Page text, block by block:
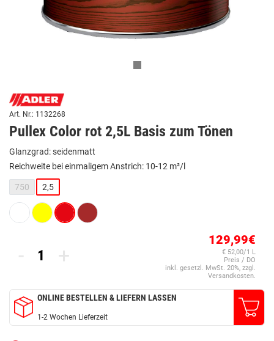
Art. Nr.: 1132268
Pullex Color rot 2,5L Basis zum Tönen
Glanzgrad: seidenmatt
Reichweite bei einmaligem Anstrich: 10-12 m²/l
750 2,5
- +
129,99€
€ 52,00/1 L
Preis / DO
inkl. gesetzl. MwSt. 20%, zzgl.
Versandkosten.
ONLINE BESTELLEN & LIEFERN LASSEN
1-2 Wochen Lieferzeit